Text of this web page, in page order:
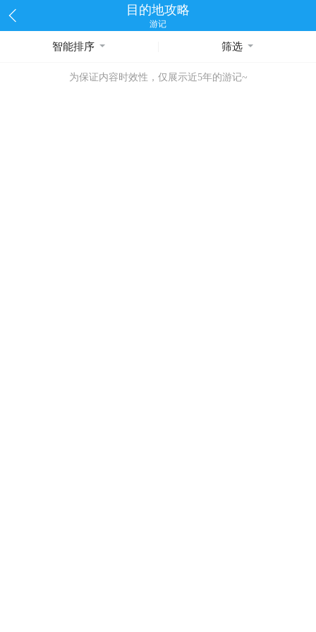
目的地攻略
游记
智能排序 筛选
为保证内容时效性，仅展示近5年的游记~